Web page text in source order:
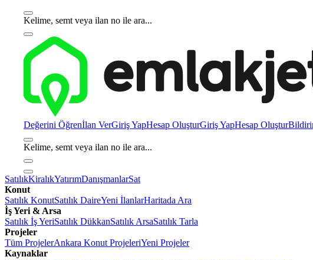
Kelime, semt veya ilan no ile ara...
Değerini Öğrenİlan VerGiriş YapHesap OluşturGiriş YapHesap Oluştur
Kelime, semt veya ilan no ile ara...
SatılıkKiralıkYatırımDanışmanlarSat
Konut
Satılık KonutSatılık DaireYeni İlanlarHaritada Ara
İş Yeri & Arsa
Satılık İş YeriSatılık DükkanSatılık ArsaSatılık Tarla
Projeler
Tüm ProjelerAnkara Konut ProjeleriYeni Projeler
Kaynaklar